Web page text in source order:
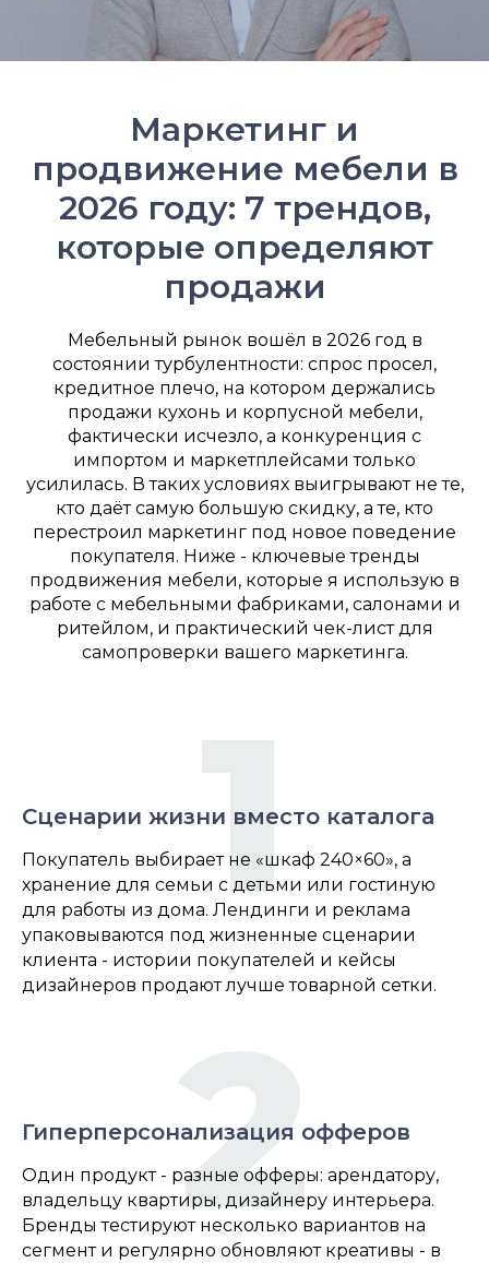
Маркетинг и
продвижение мебели в
2026 году: 7 трендов,
которые определяют
продажи
Мебельный рынок вошёл в 2026 год в
состоянии турбулентности: спрос просел,
кредитное плечо, на котором держались
продажи кухонь и корпусной мебели,
фактически исчезло, а конкуренция с
импортом и маркетплейсами только
усилилась. В таких условиях выигрывают не те,
кто даёт самую большую скидку, а те, кто
перестроил маркетинг под новое поведение
покупателя. Ниже - ключевые тренды
продвижения мебели, которые я использую в
работе с мебельными фабриками, салонами и
ритейлом, и практический чек-лист для
самопроверки вашего маркетинга.
Сценарии жизни вместо каталога
Покупатель выбирает не «шкаф 240×60», а
хранение для семьи с детьми или гостиную
для работы из дома. Лендинги и реклама
упаковываются под жизненные сценарии
клиента - истории покупателей и кейсы
дизайнеров продают лучше товарной сетки.
1
Гиперперсонализация офферов
Один продукт - разные офферы: арендатору,
владельцу квартиры, дизайнеру интерьера.
Бренды тестируют несколько вариантов на
сегмент и регулярно обновляют креативы - в
2